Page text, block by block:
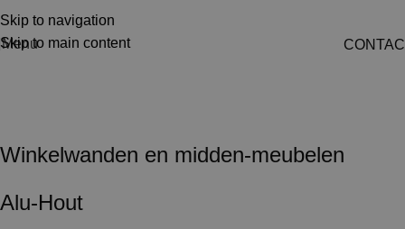
Skip to navigation
Skip to main content
Menu
Winkelwanden en midden-meubelen
Alu-Hout